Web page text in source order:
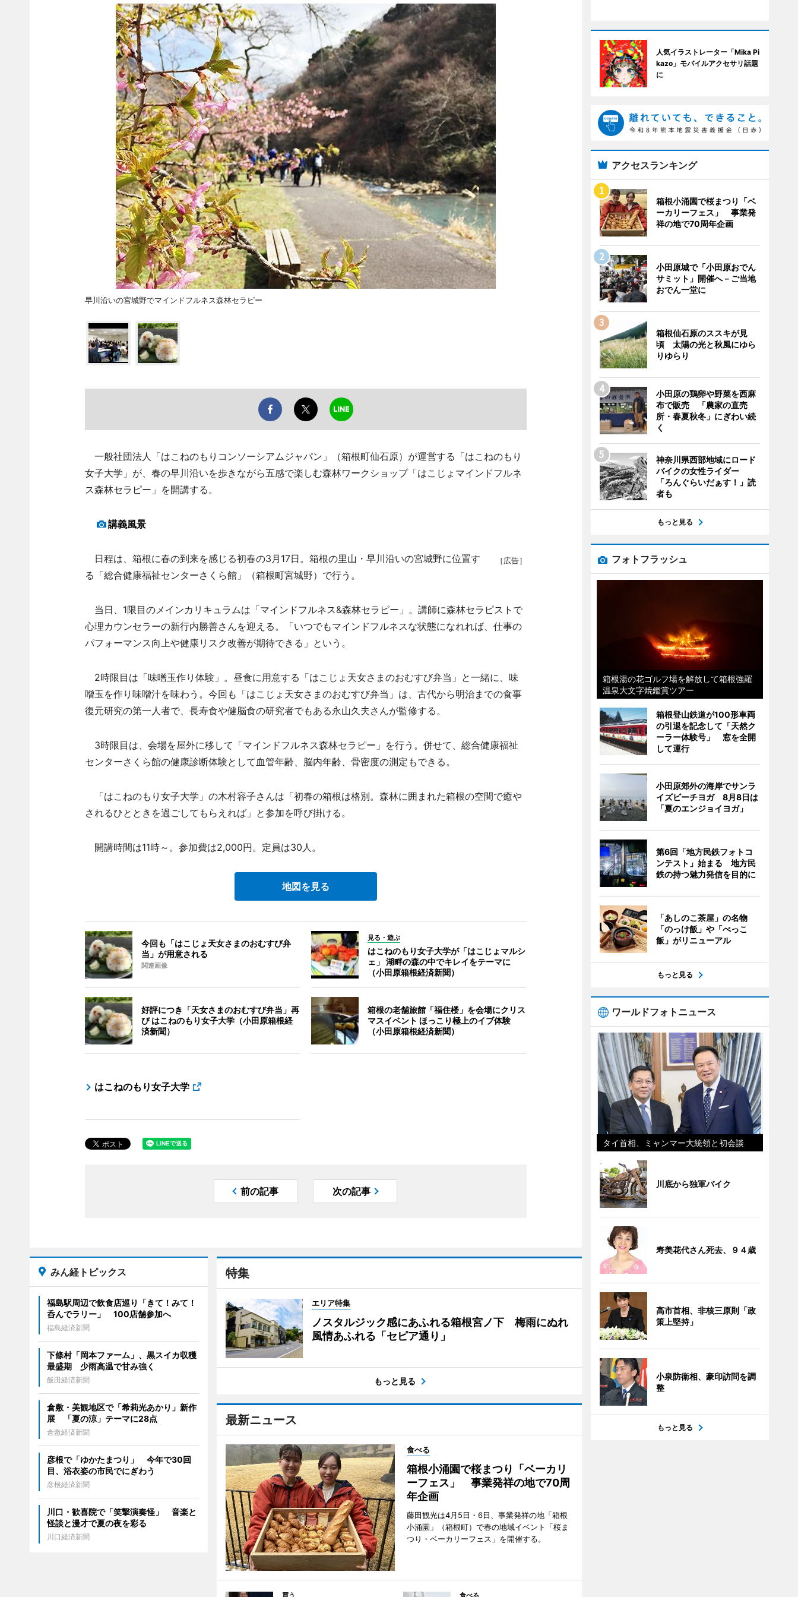
早川沿いの宮城野でマインドフルネス森林セラピー
一般社団法人「はこねのもりコンソーシアムジャパン」（箱根町仙石原）が運営する「はこねのもり
女子大学」が、春の早川沿いを歩きながら五感で楽しむ森林ワークショップ「はこじょマインドフルネ
ス森林セラピー」を開講する。
講義風景
［広告］
日程は、箱根に春の到来を感じる初春の3月17日。箱根の里山・早川沿いの宮城野に位置す
る「総合健康福祉センターさくら館」（箱根町宮城野）で行う。
当日、1限目のメインカリキュラムは「マインドフルネス&森林セラピー」。講師に森林セラピストで
心理カウンセラーの新行内勝善さんを迎える。「いつでもマインドフルネスな状態になれれば、仕事の
パフォーマンス向上や健康リスク改善が期待できる」という。
2時限目は「味噌玉作り体験」。昼食に用意する「はこじょ天女さまのおむすび弁当」と一緒に、味
噌玉を作り味噌汁を味わう。今回も「はこじょ天女さまのおむすび弁当」は、古代から明治までの食事
復元研究の第一人者で、長寿食や健脳食の研究者でもある永山久夫さんが監修する。
3時限目は、会場を屋外に移して「マインドフルネス森林セラピー」を行う。併せて、総合健康福祉
センターさくら館の健康診断体験として血管年齢、脳内年齢、骨密度の測定もできる。
「はこねのもり女子大学」の木村容子さんは「初春の箱根は格別。森林に囲まれた箱根の空間で癒や
されるひとときを過ごしてもらえれば」と参加を呼び掛ける。
開講時間は11時～。参加費は2,000円。定員は30人。
地図を見る
今回も「はこじょ天女さまのおむすび弁
当」が用意される
関連画像
見る・遊ぶ
はこねのもり女子大学が「はこじょマルシ
ェ」 湖畔の森の中でキレイをテーマに
（小田原箱根経済新聞）
好評につき「天女さまのおむすび弁当」再
び はこねのもり女子大学（小田原箱根経
済新聞）
箱根の老舗旅館「福住楼」を会場にクリス
マスイベント ほっこり極上のイブ体験
（小田原箱根経済新聞）
はこねのもり女子大学
前の記事 次の記事
特集
エリア特集
ノスタルジック感にあふれる箱根宮ノ下 梅雨にぬれ
風情あふれる「セピア通り」
もっと見る
最新ニュース
食べる
箱根小涌園で桜まつり「ベーカリ
ーフェス」 事業発祥の地で70周
年企画
藤田観光は4月5日・6日、事業発祥の地「箱根
小涌園」（箱根町）で春の地域イベント「桜ま
つり・ベーカリーフェス」を開催する。
買う 食べる
みん経トピックス
福島駅周辺で飲食店巡り「きて！みて！
呑んでラリー」 100店舗参加へ
福島経済新聞
下條村「岡本ファーム」、黒スイカ収穫
最盛期 少雨高温で甘み強く
飯田経済新聞
倉敷・美観地区で「希莉光あかり」新作
展 「夏の涼」テーマに28点
倉敷経済新聞
彦根で「ゆかたまつり」 今年で30回
目、浴衣姿の市民でにぎわう
彦根経済新聞
川口・歓喜院で「笑撃演奏怪」 音楽と
怪談と漫才で夏の夜を彩る
川口経済新聞
人気イラストレーター「Mika Pi
kazo」モバイルアクセサリ話題
に
アクセスランキング
箱根小涌園で桜まつり「ベ
ーカリーフェス」 事業発
祥の地で70周年企画
小田原城で「小田原おでん
サミット」開催へ－ご当地
おでん一堂に
箱根仙石原のススキが見
頃 太陽の光と秋風にゆら
りゆらり
小田原の鶏卵や野菜を西麻
布で販売 「農家の直売
所・春夏秋冬」にぎわい続
く
神奈川県西部地域にロード
バイクの女性ライダー
「ろんぐらいだぁす！」読
者も
もっと見る
フォトフラッシュ
箱根湯の花ゴルフ場を解放して箱根強羅
温泉大文字焼鑑賞ツアー
箱根登山鉄道が100形車両
の引退を記念して「天然ク
ーラー体験号」 窓を全開
して運行
小田原郊外の海岸でサンラ
イズビーチヨガ 8月8日は
「夏のエンジョイヨガ」
第6回「地方民鉄フォトコ
ンテスト」始まる 地方民
鉄の持つ魅力発信を目的に
「あしのこ茶屋」の名物
「のっけ飯」や「べっこ
飯」がリニューアル
もっと見る
ワールドフォトニュース
タイ首相、ミャンマー大統領と初会談
川底から独軍バイク
寿美花代さん死去、９４歳
高市首相、非核三原則「政
策上堅持」
小泉防衛相、豪印訪問を調
整
もっと見る